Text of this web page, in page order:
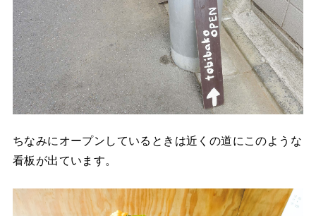
ちなみにオープンしているときは近くの道にこのような
看板が出ています。